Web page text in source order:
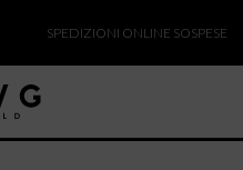
SPEDIZIONI ONLINE SOSPESE